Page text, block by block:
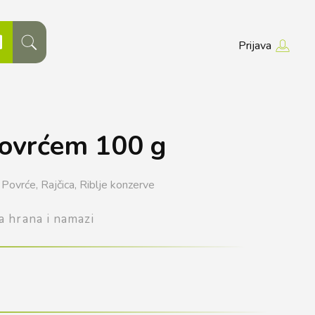
Prijava
100 g
Povrće, Rajčica, Riblje konzerve
hrana i namazi